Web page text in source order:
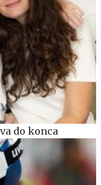
do konca